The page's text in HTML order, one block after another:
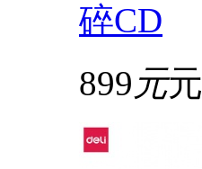
碎CD
899 元元